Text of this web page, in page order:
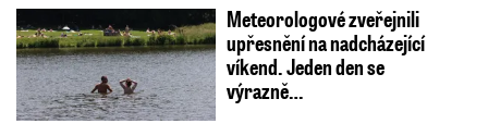
Meteorologové zveřejnili
upřesnění na nadcházející
víkend. Jeden den se
výrazně…